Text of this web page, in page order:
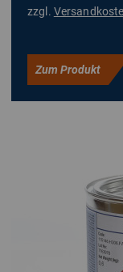
zzgl.
Zum Produkt